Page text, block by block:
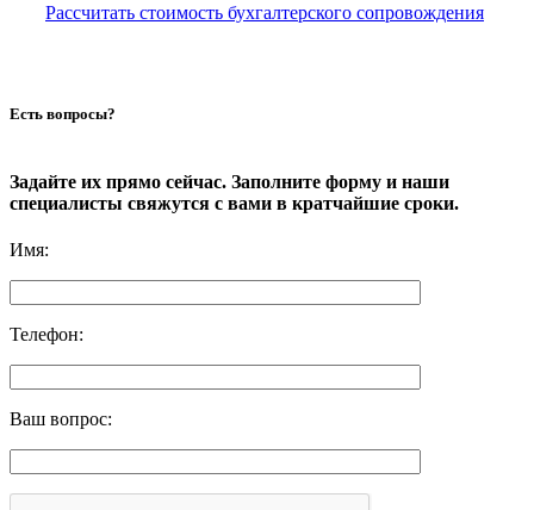
Рассчитать стоимость бухгалтерского сопровождения
Есть вопросы?
Задайте их прямо сейчас. Заполните форму и наши
специалисты свяжутся с вами в кратчайшие сроки.
Имя:
Телефон:
Ваш вопрос: